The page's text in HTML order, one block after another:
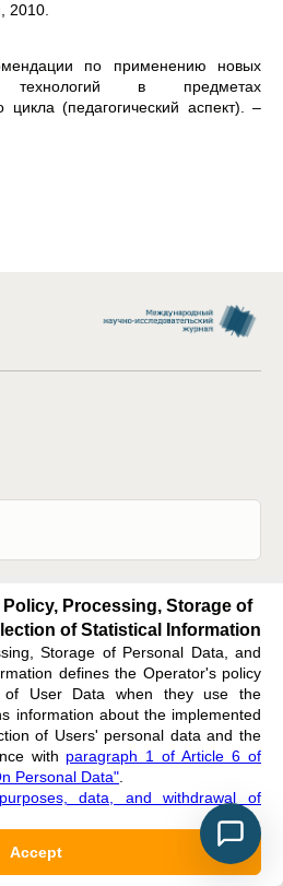
2010.
по применению новых
технологий в предметах
цикла (педагогический аспект). –
the privacy policy, processing, storage of
information in accordance with
Law No. 152-FZ "On Personal Data"
Subscribe
Processing, Storage of
of Statistical Information
Storage of Personal Data, and
defines the Operator's policy
of User Data when they use the
information about the implemented
of Users' personal data and the
with paragraph 1 of Article 6 of
Personal Data"
data, and withdrawal of
Accept